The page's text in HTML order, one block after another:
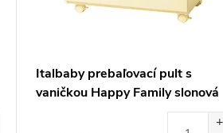
Italbaby prebaľovací pult s
vaničkou Happy Family slonová